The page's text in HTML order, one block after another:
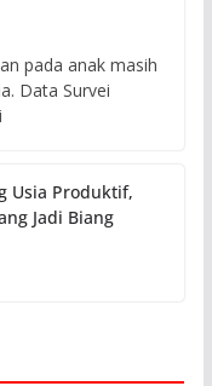
pada anak masih
Data Survei
Usia Produktif,
Jadi Biang